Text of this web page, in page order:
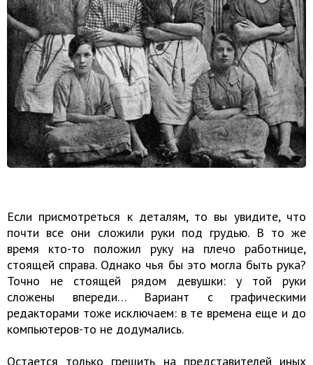
Если присмотреться к деталям, то вы увидите, что
почти все они сложили руки под грудью. В то же
время кто-то положил руку на плечо работнице,
стоящей справа. Однако чья бы это могла быть рука?
Точно не стоящей рядом девушки: у той руки
сложены впереди… Вариант с графическими
редакторами тоже исключаем: в те времена еще и до
компьютеров-то не додумались.
Остается только грешить на представителей иных